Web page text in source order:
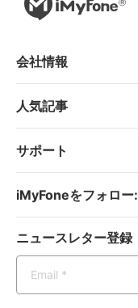
会社情報
人気記事
サポート
iMyFoneをフォロー:
ニュースレター登録